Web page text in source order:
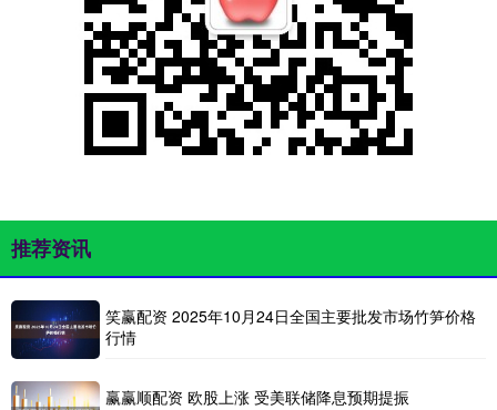
推荐资讯
笑赢配资 2025年10月24日全国主要批发市场竹笋价格
行情
赢赢顺配资 欧股上涨 受美联储降息预期提振